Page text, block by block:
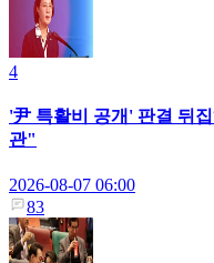
4
'尹 특활비 공개' 판결 뒤
관"
2026-08-07 06:00
83